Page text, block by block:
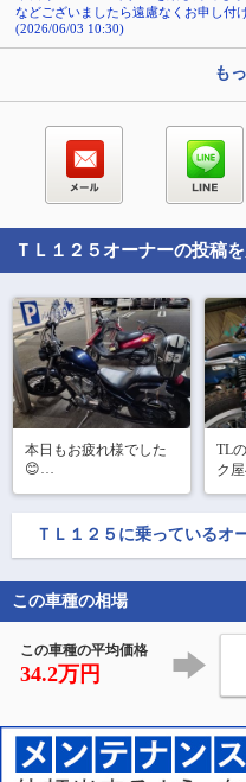
などございましたら遠慮なくお申し付
(2026/06/03 10:30)
も
ＴＬ１２５ オーナーの投稿
本日もお疲れ様でした
😊
猫🐾の毛が付いてい
生前に拾って集めた髭
と爪は今でも保管して
TL
ク屋
ー
あ
っ
オ
ら
ＴＬ１２５ に乗っているオ
この車種の相場
この車種の平均価格
34.2万円